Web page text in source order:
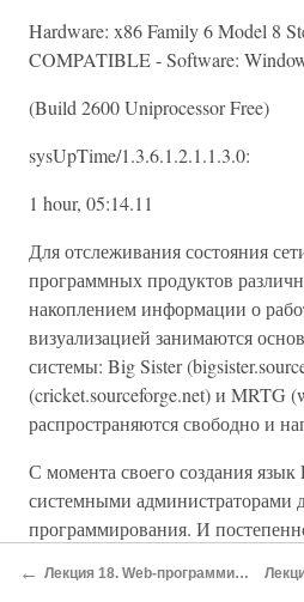
Hardware: x86 Family 6 Model 8
COMPATIBLE - Software:
(Build 2600 Uniprocessor Free)
sysUpTime/1.3.6.1.2.1.1.3.0:
1 hour, 05:14.11
Для отслеживания состояния
программных продуктов
накоплением информации о
визуализацией занимаются
системы: Big Sister
(cricket.sourceforge.net) и MRTG
распространяются свободно и
С момента своего создания язык
системными администраторами
программирования. И
разными сетевыми сервисами.
← Лекция 18. Web-программирование